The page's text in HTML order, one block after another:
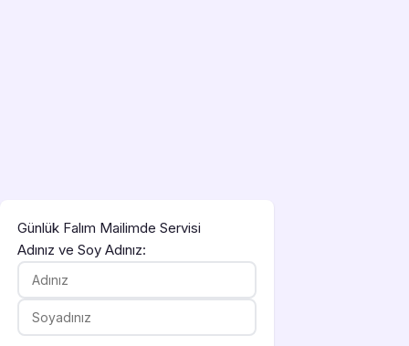
Günlük Falım Mailimde Servisi
Adınız ve Soy Adınız: